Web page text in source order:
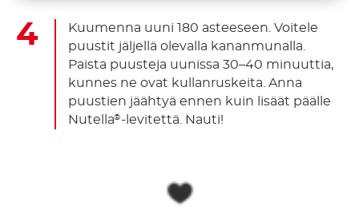
Kuumenna uuni 180 asteeseen. Voitele
puustit jäljellä olevalla kananmunalla.
Paista puusteja uunissa 30–40 minuuttia,
kunnes ne ovat kullanruskeita. Anna
puustien jäähtyä ennen kuin lisäät päälle
Nutella® -levitettä. Nauti!